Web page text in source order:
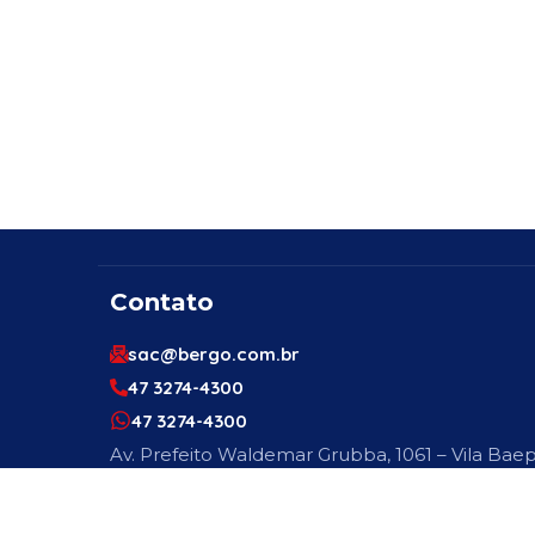
Contato
sac@bergo.com.br
47 3274-4300
47 3274-4300
Av. Prefeito Waldemar Grubba, 1061 – Vila